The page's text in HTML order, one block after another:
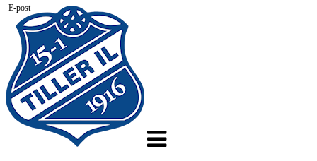
E-post